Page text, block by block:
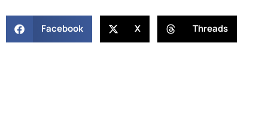
Facebook X Threads